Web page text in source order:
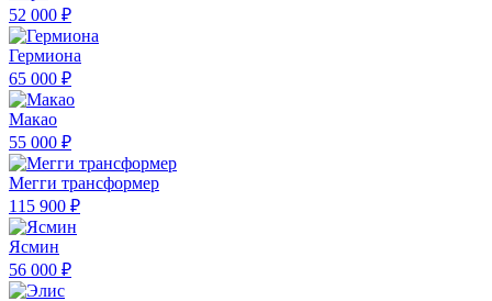
52 000 ₽
Гермиона
65 000 ₽
Макао
55 000 ₽
Мегги трансформер
115 900 ₽
Ясмин
56 000 ₽